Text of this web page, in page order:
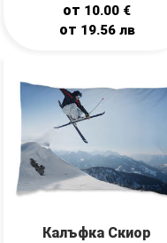
от 10.00 €
от 19.56 лв
Калъфка Скиор